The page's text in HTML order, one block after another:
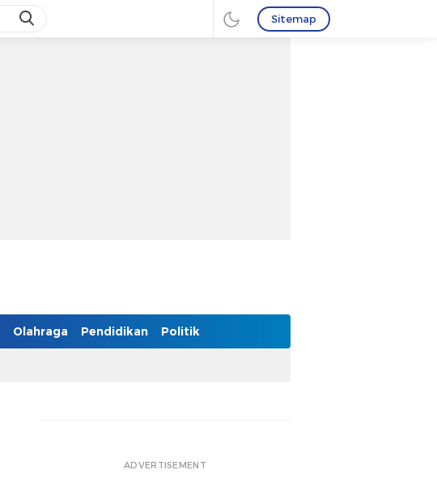
Sitemap
Olahraga Pendidikan Politik
ADVERTISEMENT